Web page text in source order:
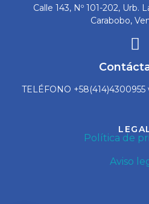
Calle 143, Nº 101-202, Urb.
Carabobo,
TELÉFONO
Política de
Aviso